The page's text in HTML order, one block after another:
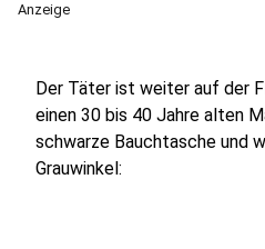
Anzeige
Der Täter ist weiter auf der
einen 30 bis 40 Jahre alten
schwarze Bauchtasche und
Grauwinkel: